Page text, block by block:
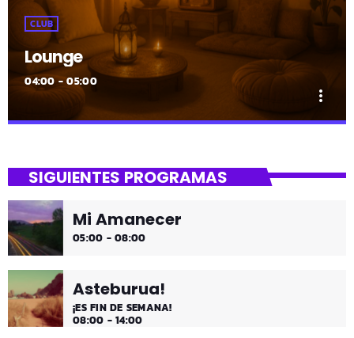
CLUB
Lounge
04:00 - 05:00
more_vert
Hora de desconectar de todo
Es hora de ir desconectando, y qué mejor que hacerlo
con sonidos que nos transportan, tal vez, a islas
SIGUIENTES PROGRAMAS
Mi Amanecer
05:00 - 08:00
Asteburua!
¡ES FIN DE SEMANA!
08:00 - 14:00